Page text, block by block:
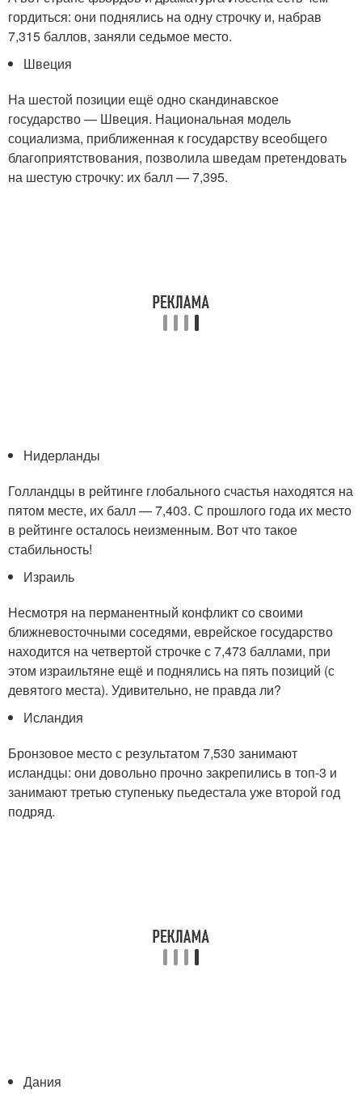
гордиться: они поднялись на одну строчку и, набрав
7,315 баллов, заняли седьмое место.
Швеция
На шестой позиции ещё одно скандинавское
государство — Швеция. Национальная модель
социализма, приближенная к государству всеобщего
благоприятствования, позволила шведам претендовать
на шестую строчку: их балл — 7,395.
Нидерланды
Голландцы в рейтинге глобального счастья находятся на
пятом месте, их балл — 7,403. С прошлого года их место
в рейтинге осталось неизменным. Вот что такое
стабильность!
Израиль
Несмотря на перманентный конфликт со своими
ближневосточными соседями, еврейское государство
находится на четвертой строчке с 7,473 баллами, при
этом израильтяне ещё и поднялись на пять позиций (с
девятого места). Удивительно, не правда ли?
Исландия
Бронзовое место с результатом 7,530 занимают
исландцы: они довольно прочно закрепились в топ-3 и
занимают третью ступеньку пьедестала уже второй год
подряд.
Дания